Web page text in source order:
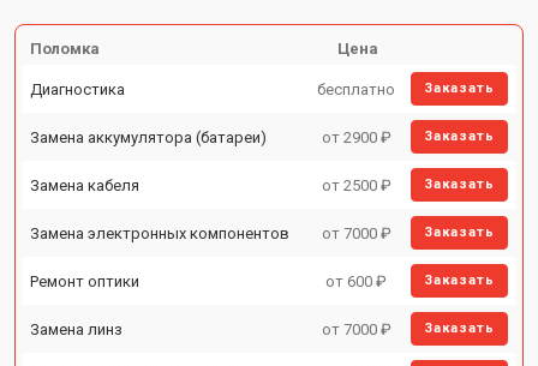
Поломка Цена
Диагностика бесплатно Заказать
Замена аккумулятора (батареи) от 2900 ₽ Заказать
Замена кабеля от 2500 ₽ Заказать
Замена электронных компонентов от 7000 ₽ Заказать
Ремонт оптики от 600 ₽ Заказать
Замена линз от 7000 ₽ Заказать